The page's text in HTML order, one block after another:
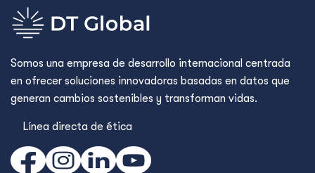
Somos una empresa de desarrollo internacional centrada
en ofrecer soluciones innovadoras basadas en datos que
generan cambios sostenibles y transforman vidas.
Línea directa de ética